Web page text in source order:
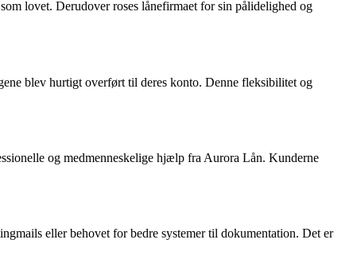
lovet. Derudover roses lånefirmaet for sin pålidelighed og
blev hurtigt overført til deres konto. Denne fleksibilitet og
og medmenneskelige hjælp fra Aurora Lån. Kunderne
eller behovet for bedre systemer til dokumentation. Det er